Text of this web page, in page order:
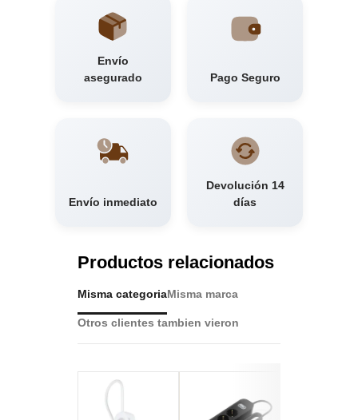
Envío
asegurado
Pago Seguro
Envío inmediato
Devolución 14
días
Productos relacionados
Misma categoriaMisma marca
Otros clientes tambien vieron